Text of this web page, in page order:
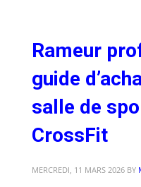
Rameur
guide
salle de
CrossFit
MERCREDI, 11 MARS 2026 BY